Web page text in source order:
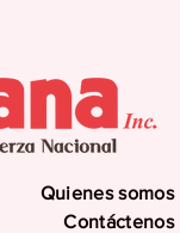
Quienes somos
Contáctenos